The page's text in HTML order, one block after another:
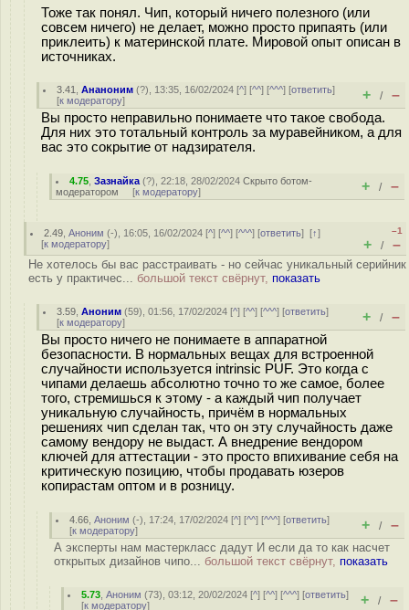
Тоже так понял. Чип, который ничего полезного (или
совсем ничего) не делает, можно просто припаять (или
приклеить) к материнской плате. Мировой опыт описан в
источниках.
3.41 ,Ананоним (?), 13:35, 16/02/2024 [^] [^^] [^^^] [ответить]
[к модератору] + / –
Вы просто неправильно понимаете что такое свобода.
Для них это тотальный контроль за муравейником, а для
вас это сокрытие от надзирателя.
4.75 ,Зазнайка (?), 22:18, 28/02/2024Скрыто ботом-
модератором [к модератору] + / –
2.49 ,Аноним (-), 16:05, 16/02/2024 [^] [^^] [^^^] [ответить][↑]
[к модератору]
–1
+ / –
Не хотелось бы вас расстраивать - но сейчас уникальный серийник
есть у практичес... большой текст свёрнут, показать
3.59 ,Аноним (59), 01:56, 17/02/2024 [^] [^^] [^^^] [ответить]
[к модератору] + / –
Вы просто ничего не понимаете в аппаратной
безопасности. В нормальных вещах для встроенной
случайности используется intrinsic PUF. Это когда с
чипами делаешь абсолютно точно то же самое, более
того, стремишься к этому - а каждый чип получает
уникальную случайность, причём в нормальных
решениях чип сделан так, что он эту случайность даже
самому вендору не выдаст. А внедрение вендором
ключей для аттестации - это просто впихивание себя на
критическую позицию, чтобы продавать юзеров
копирастам оптом и в розницу.
4.66 ,Аноним (-), 17:24, 17/02/2024 [^] [^^] [^^^] [ответить]
[к модератору] + / –
А эксперты нам мастеркласс дадут И если да то как насчет
открытых дизайнов чипо... большой текст свёрнут, показать
5.73 ,Аноним (73), 03:12, 20/02/2024 [^] [^^] [^^^] [ответить]
[к модератору] + / –